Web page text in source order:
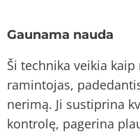
Gaunama nauda
Ši technika veikia
ramintojas,
nerimą. Ji sustiprina
kontrolę, pagerina